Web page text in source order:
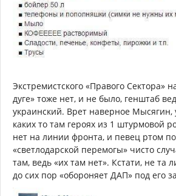
Экстремистского «Правого Сектора»
дуге» тоже нет, и не было, генштаб
украинский. Врет наверное
каких то там героях из 1 штурмовой
нет на линии фронта, и певец ртом
«светлодарской перемогы» чисто
там, ведь «их там нет». Кстати, не та
до сих пор «обороняет ДАП» под его